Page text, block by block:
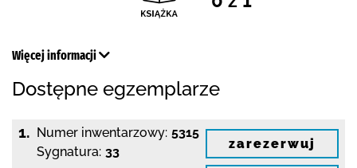
Więcej informacji
Dostępne egzemplarze
1. Numer inwentarzowy: 5315
Sygnatura: 33
zarezerwuj